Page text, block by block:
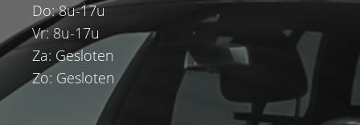
Do: 8u-17u
Vr: 8u-17u
Za: Gesloten
Zo: Gesloten